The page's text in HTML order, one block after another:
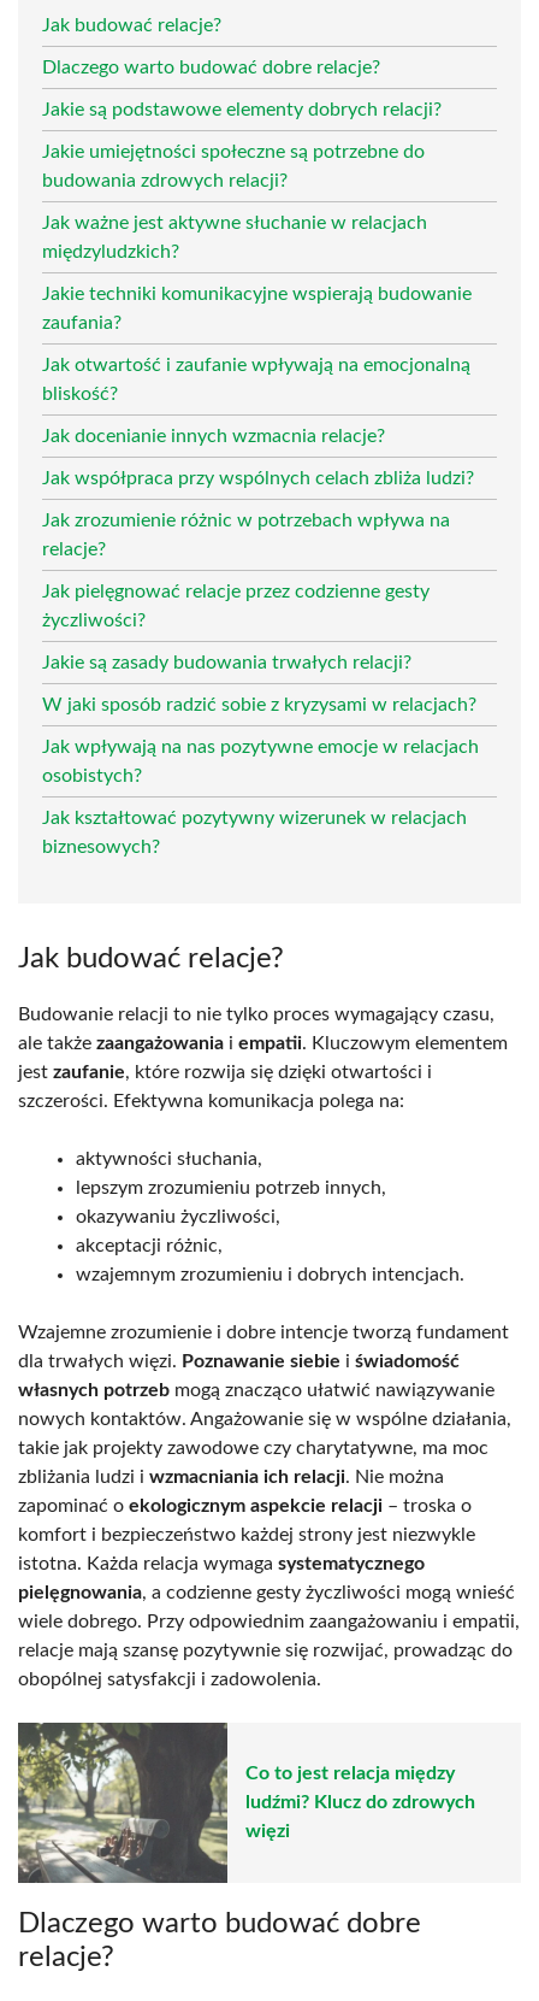
Jak budować relacje?
Dlaczego warto budować dobre relacje?
Jakie są podstawowe elementy dobrych relacji?
Jakie umiejętności społeczne są potrzebne do
budowania zdrowych relacji?
Jak ważne jest aktywne słuchanie w relacjach
międzyludzkich?
Jakie techniki komunikacyjne wspierają budowanie
zaufania?
Jak otwartość i zaufanie wpływają na emocjonalną
bliskość?
Jak docenianie innych wzmacnia relacje?
Jak współpraca przy wspólnych celach zbliża ludzi?
Jak zrozumienie różnic w potrzebach wpływa na
relacje?
Jak pielęgnować relacje przez codzienne gesty
życzliwości?
Jakie są zasady budowania trwałych relacji?
W jaki sposób radzić sobie z kryzysami w relacjach?
Jak wpływają na nas pozytywne emocje w relacjach
osobistych?
Jak kształtować pozytywny wizerunek w relacjach
biznesowych?
Jak budować relacje?
Budowanie relacji to nie tylko proces wymagający czasu,
ale także zaangażowania i empatii. Kluczowym elementem
jest zaufanie, które rozwija się dzięki otwartości i
szczerości. Efektywna komunikacja polega na:
aktywności słuchania,
lepszym zrozumieniu potrzeb innych,
okazywaniu życzliwości,
akceptacji różnic,
wzajemnym zrozumieniu i dobrych intencjach.
Wzajemne zrozumienie i dobre intencje tworzą fundament
dla trwałych więzi. Poznawanie siebie i świadomość
własnych potrzeb mogą znacząco ułatwić nawiązywanie
nowych kontaktów. Angażowanie się w wspólne działania,
takie jak projekty zawodowe czy charytatywne, ma moc
zbliżania ludzi i wzmacniania ich relacji. Nie można
zapominać o ekologicznym aspekcie relacji – troska o
komfort i bezpieczeństwo każdej strony jest niezwykle
istotna. Każda relacja wymaga systematycznego
pielęgnowania, a codzienne gesty życzliwości mogą wnieść
wiele dobrego. Przy odpowiednim zaangażowaniu i empatii,
relacje mają szansę pozytywnie się rozwijać, prowadząc do
obopólnej satysfakcji i zadowolenia.
Co to jest relacja między
ludźmi? Klucz do zdrowych
więzi
Dlaczego warto budować dobre
relacje?